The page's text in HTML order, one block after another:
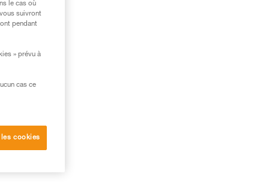
le cas où
suivront
pendant
» prévu à
cas ce
cookies